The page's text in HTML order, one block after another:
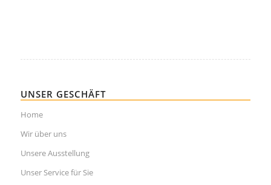
UNSER GESCHÄFT
Home
Wir über uns
Unsere Ausstellung
Unser Service für Sie